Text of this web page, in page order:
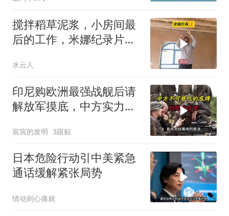
搅拌稻草泥浆，小房间最
后的工作，米娜纪录片
水云人
印尼购欧洲最强战舰后请
解放军摸底，中方实力几
宸宸的发明 3跟贴
日本危险行动引中美紧急
通话缓解紧张局势
情动则心痛就